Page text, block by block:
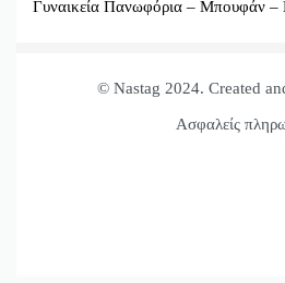
Γυναικεία Πανωφόρια – Μπουφάν
© Nastag 2024. Created
Ασφαλείς